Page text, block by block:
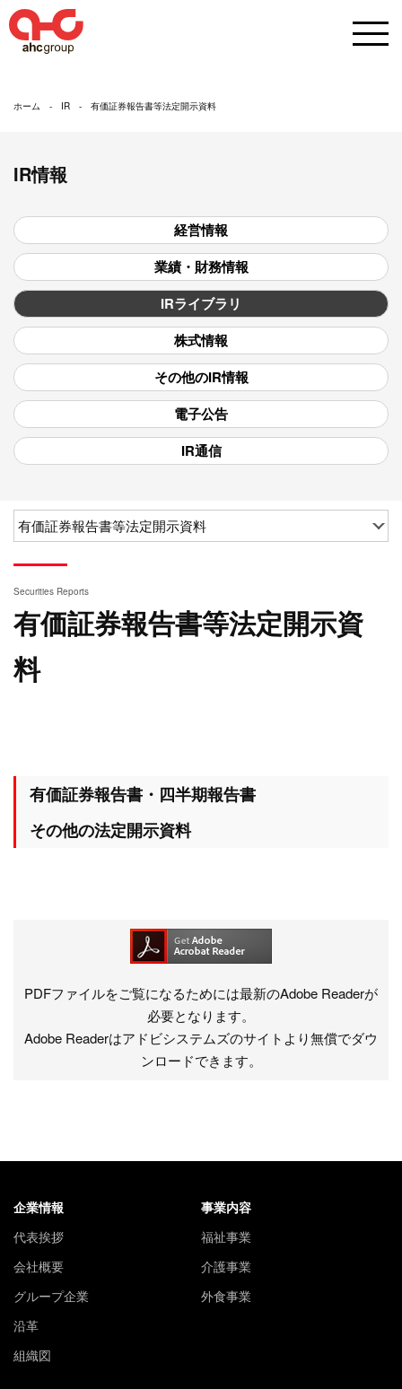
ホーム IR 有価証券報告書等法定開示資料
IR情報
経営情報
業績・財務情報
IRライブラリ
株式情報
その他のIR情報
電子公告
IR通信
Securities Reports
有価証券報告書等法定開示資
料
有価証券報告書・四半期報告書
その他の法定開示資料
PDFファイルをご覧になるためには最新のAdobe Readerが
必要となります。
Adobe Readerはアドビシステムズのサイトより無償でダウ
ンロードできます。
企業情報
代表挨拶
会社概要
グループ企業
沿革
組織図
事業内容
福祉事業
介護事業
外食事業